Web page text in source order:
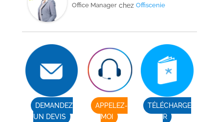
Office Managerchez Offiscenie
DEMANDEZ
UN DEVIS
APPELEZ-
MOI
TÉLÉCHARGE
R